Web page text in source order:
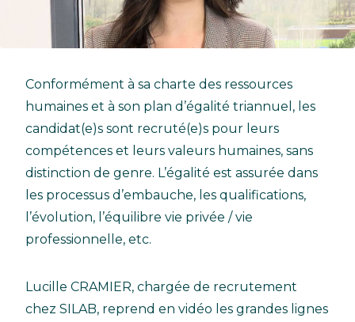
Conformément à sa charte des ressources
humaines et à son plan d’égalité triannuel, les
candidat(e)s sont recruté(e)s pour leurs
compétences et leurs valeurs humaines, sans
distinction de genre. L’égalité est assurée dans
les processus d’embauche, les qualifications,
l’évolution, l’équilibre vie privée / vie
professionnelle, etc.
Lucille CRAMIER, chargée de recrutement
chez SILAB, reprend en vidéo les grandes lignes